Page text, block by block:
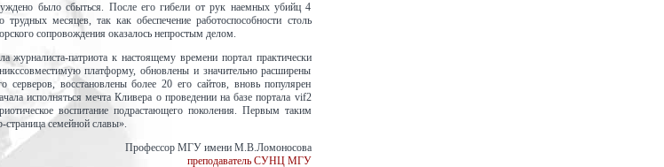
было сбыться. После его гибели от рук наемных убийц 4
месяцев, так как обеспечение работоспособности столь
сопровождения оказалось непростым делом.
журналиста-патриота к настоящему времени портал практически
платформу, обновлены и значительно расширены
восстановлены более 20 его сайтов, вновь популярен
исполняться мечта Кливера о проведении на базе портала vif2
воспитание подрастающего поколения. Первым таким
семейной славы».
Профессор МГУ имени М.В.Ломоносова
преподаватель СУНЦ МГУ